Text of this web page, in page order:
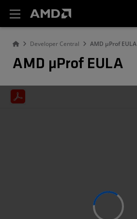
Developer Central AMD µProf EULA
AMD µProf EULA